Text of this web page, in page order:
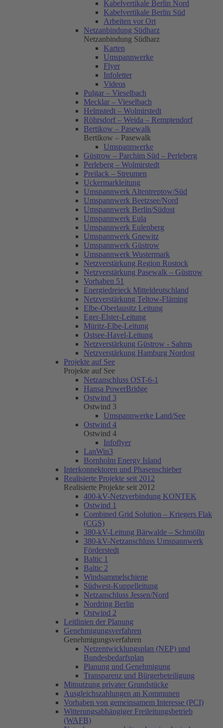
Kabelvertikale Berlin Nord
Kabelvertikale Berlin Süd
Arbeiten vor Ort
Netzanbindung Südharz
Netzanbindung Südharz
Karten
Umspannwerke
Flyer
Infoletter
Videos
Pulgar – Vieselbach
Mecklar – Vieselbach
Helmstedt – Wolmirstedt
Röhrsdorf – Weida – Remptendorf
Bertikow – Pasewalk
Bertikow – Pasewalk
Umspannwerke
Güstrow – Parchim Süd – Perleberg
Perleberg – Wolmirstedt
Preilack – Streumen
Uckermarkleitung
Umspannwerk Altentreptow/Süd
Umspannwerk Beetzsee/Nord
Umspannwerk Berlin/Südost
Umspannwerk Eula
Umspannwerk Eulenberg
Umspannwerk Gnewitz
Umspannwerk Güstrow
Umspannwerk Wustermark
Netzverstärkung Region Rostock
Netzverstärkung Pasewalk – Güstrow
Vorhaben 51
Energiedreieck Mitteldeutschland
Netzverstärkung Teltow-Fläming
Elbe-Oberlausitz Leitung
Eger-Elster-Leitung
Müritz-Elbe-Leitung
Ostsee-Havel-Leitung
Netzverstärkung Güstrow - Sahms
Netzverstärkung Hamburg Nordost
Projekte auf See
Projekte auf See
Netzanschluss OST-6-1
Hansa PowerBridge
Ostwind 3
Ostwind 3
Umspannwerke Land/See
Ostwind 4
Ostwind 4
Infoflyer
LanWin3
Bornholm Energy Island
Interkonnektoren und Phasenschieber
Realisierte Projekte seit 2012
Realisierte Projekte seit 2012
400-kV-Netzverbindung KONTEK
Ostwind 1
Combined Grid Solution – Kriegers Flak
(CGS)
380-kV-Leitung Bärwalde – Schmölln
380-kV-Netzanschluss Umspannwerk
Förderstedt
Baltic 1
Baltic 2
Windsammelschiene
Südwest-Kuppelleitung
Netzanschluss Jessen/Nord
Nordring Berlin
Ostwind 2
Leitlinien der Planung
Genehmigungsverfahren
Genehmigungsverfahren
Netzentwicklungsplan (NEP) und
Bundesbedarfsplan
Planung und Genehmigung
Transparenz und Bürgerbeteiligung
Mitnutzung privater Grundstücke
Ausgleichszahlungen an Kommunen
Vorhaben von gemeinsamem Interesse (PCI)
Witterungsabhängiger Freileitungsbetrieb
(WAFB)